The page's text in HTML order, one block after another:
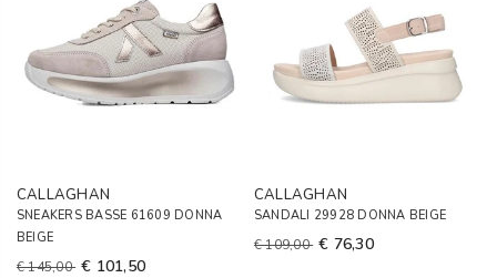
CALLAGHAN
SNEAKERS BASSE 61609 DONNA
BEIGE
€ 145,00 € 101,50
CALLAGHAN
SANDALI 29928 DONNA BEIGE
€ 109,00 € 76,30